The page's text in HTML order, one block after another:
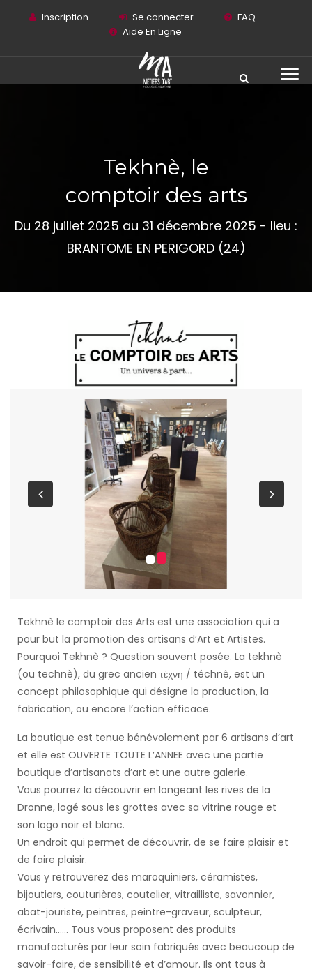
Inscription Se connecter
FAQ
Aide En Ligne
Tekhnè, le
comptoir des arts
Du 28 juillet 2025 au 31 décembre 2025 - lieu :
BRANTOME EN PERIGORD (24)
Tekhnè le comptoir des Arts est une association qui a
pour but la promotion des artisans d’Art et Artistes.
Pourquoi Tekhnè ? Question souvent posée. La tekhnè
(ou technè), du grec ancien τέχνη / téchnê, est un
concept philosophique qui désigne la production, la
fabrication, ou encore l’action efficace.
La boutique est tenue bénévolement par 6 artisans d’art
et elle est OUVERTE TOUTE L’ANNEE avec une partie
boutique d’artisanats d’art et une autre galerie.
Vous pourrez la découvrir en longeant les rives de la
Dronne, logé sous les grottes avec sa vitrine rouge et
son logo noir et blanc.
Un endroit qui permet de découvrir, de se faire plaisir et
de faire plaisir.
Vous y retrouverez des maroquiniers, céramistes,
bijoutiers, couturières, coutelier, vitrailliste, savonnier,
abat-jouriste, peintres, peintre-graveur, sculpteur,
écrivain…… Tous vous proposent des produits
manufacturés par leur soin fabriqués avec beaucoup de
savoir-faire, de sensibilité et d’amour. Ils ont tous à